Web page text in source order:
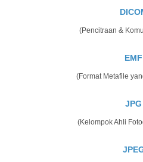
(Pencitraan &
EMF
(Format Metafile
JPG
(Kelompok Ahli